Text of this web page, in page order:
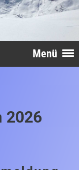
Menü
2026